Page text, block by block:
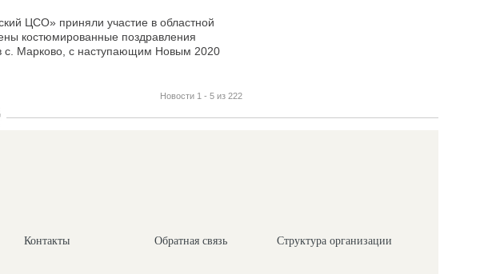
ЦСО» приняли участие в областной
костюмированные поздравления
с. Марково, с наступающим Новым 2020
Новости 1 - 5 из 222
Контакты Обратная связь Структура организации